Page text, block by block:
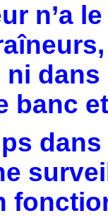
n’a
ni
banc